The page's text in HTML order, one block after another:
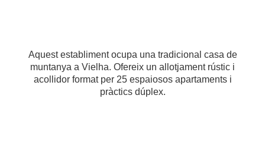
Aquest establiment ocupa una tradicional casa de
muntanya a Vielha. Ofereix un allotjament rústic i
acollidor format per 25 espaiosos apartaments i
pràctics dúplex.